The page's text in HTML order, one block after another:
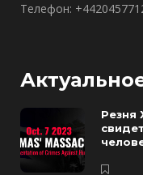
Телефон:
Резня